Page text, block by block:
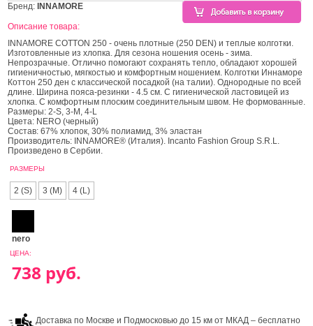
Бренд: INNAMORE
Описание товара:
INNAMORE COTTON 250 - очень плотные (250 DEN) и теплые колготки.
Изготовленные из хлопка. Для сезона ношения осень - зима.
Непрозрачные. Отлично помогают сохранять тепло, обладают хорошей
гигиеничностью, мягкостью и комфортным ношением. Колготки Иннаморе
Коттон 250 ден с классической посадкой (на талии). Однородные по всей
длине. Ширина пояса-резинки - 4.5 см. С гигиенической ластовицей из
хлопка. С комфортным плоским соединительным швом. Не формованные.
Размеры: 2-S, 3-M, 4-L
Цвета: NERO (черный)
Состав: 67% хлопок, 30% полиамид, 3% эластан
Производитель: INNAMORE® (Италия). Incanto Fashion Group S.R.L.
Произведено в Сербии.
РАЗМЕРЫ
2 (S) 3 (M) 4 (L)
nero
ЦЕНА:
Доставка по Москве и Подмосковью до 15 км от МКАД – бесплатно